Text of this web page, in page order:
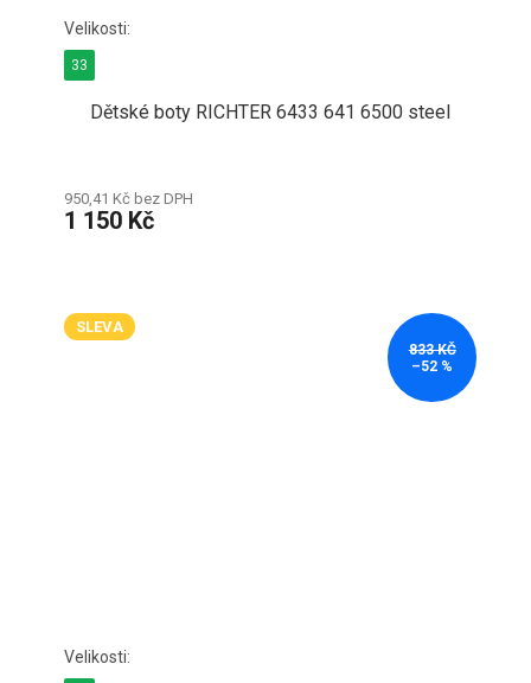
Dětské boty RICHTER 6433 641 6500 steel
950,41 Kč bez DPH
1 150 Kč
33
SLEVA
833 KČ
–52 %